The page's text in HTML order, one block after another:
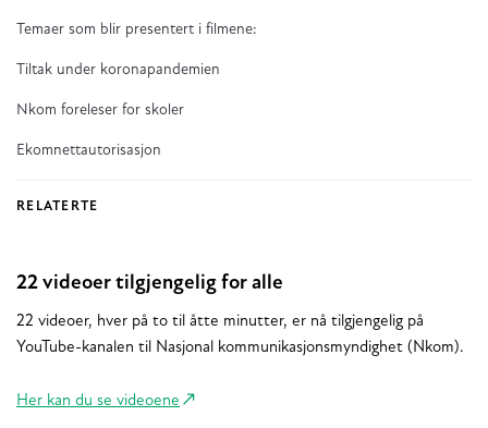
Temaer som blir presentert i filmene:
Tiltak under koronapandemien
Nkom foreleser for skoler
Ekomnettautorisasjon
RELATERTE
22 videoer tilgjengelig for alle
22 videoer, hver på to til åtte minutter, er nå tilgjengelig på
YouTube-kanalen til Nasjonal kommunikasjonsmyndighet (Nkom).
Her kan du se videoene